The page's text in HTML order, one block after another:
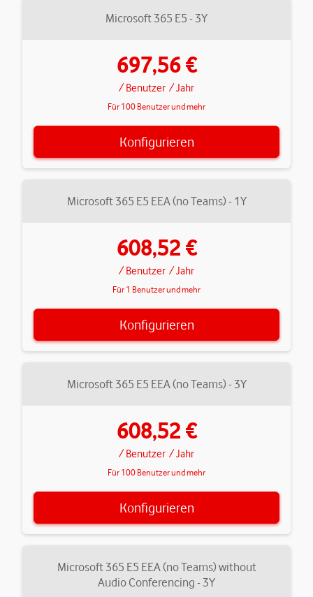
Microsoft 365 E5 - 3Y
697,56 €
/ Benutzer / Jahr
Für 100 Benutzer und mehr
Konfigurieren
Microsoft 365 E5 EEA (no Teams) - 1Y
608,52 €
/ Benutzer / Jahr
Für 1 Benutzer und mehr
Konfigurieren
Microsoft 365 E5 EEA (no Teams) - 3Y
608,52 €
/ Benutzer / Jahr
Für 100 Benutzer und mehr
Konfigurieren
Microsoft 365 E5 EEA (no Teams) without
Audio Conferencing - 3Y